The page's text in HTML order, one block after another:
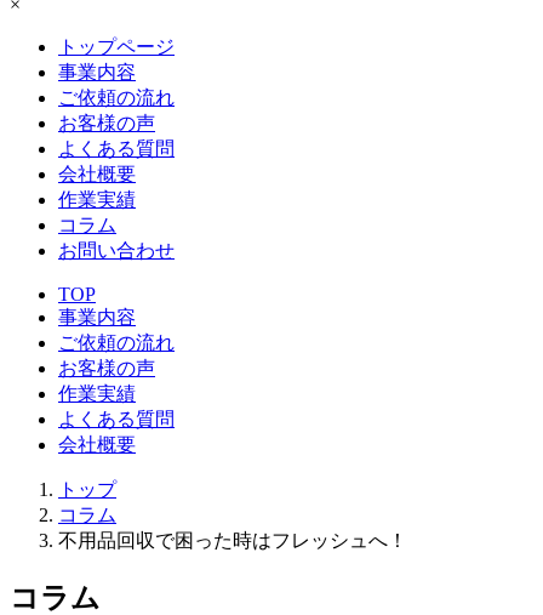
トップページ
事業内容
ご依頼の流れ
お客様の声
よくある質問
会社概要
作業実績
コラム
お問い合わせ
TOP
事業内容
ご依頼の流れ
お客様の声
作業実績
よくある質問
会社概要
トップ
コラム
不用品回収で困った時はフレッシュへ！
コラム